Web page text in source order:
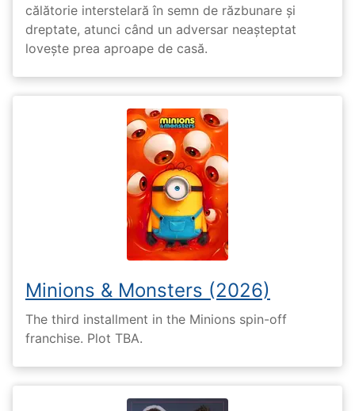
călătorie interstelară în semn de răzbunare și
dreptate, atunci când un adversar neașteptat
lovește prea aproape de casă.
Minions & Monsters (2026)
The third installment in the Minions spin-off
franchise. Plot TBA.